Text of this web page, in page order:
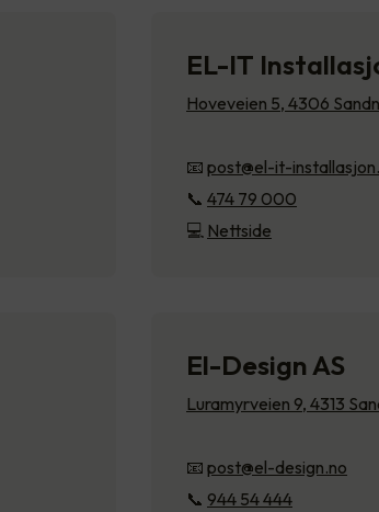
EL-IT
Hoveveien 5, 4306
📧 post@el-it-
📞 474 79 000
💻 Nettside
El-Design AS
Luramyrveien 9, 4313
📧 post@el-design.no
📞 944 54 444